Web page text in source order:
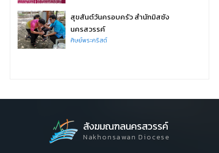
สุขสันต์วันครอบครัว สำนักมิสซัง
นครสวรรค์
ศิษย์พระคริสต์
สังฆมณฑลนครสวรรค์
Nakhonsawan Diocese